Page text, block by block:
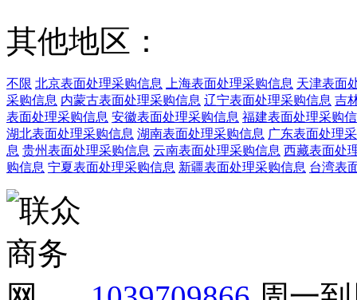
其他地区：
不限 北京表面处理采购信息 上海表面处理采购信息 天津表面
采购信息 内蒙古表面处理采购信息 辽宁表面处理采购信息 吉
表面处理采购信息 安徽表面处理采购信息 福建表面处理采购
湖北表面处理采购信息 湖南表面处理采购信息 广东表面处理
息 贵州表面处理采购信息 云南表面处理采购信息 西藏表面处
购信息 宁夏表面处理采购信息 新疆表面处理采购信息 台湾表